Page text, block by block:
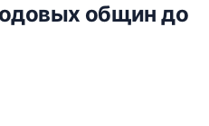
общин до